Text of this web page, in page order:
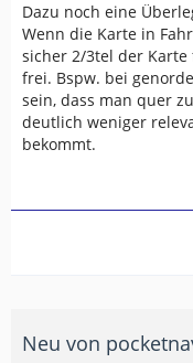
Dazu noch eine
Wenn die Karte in
sicher 2/3tel der
frei. Bspw. bei
sein, dass man quer
deutlich weniger
bekommt.
Neu von